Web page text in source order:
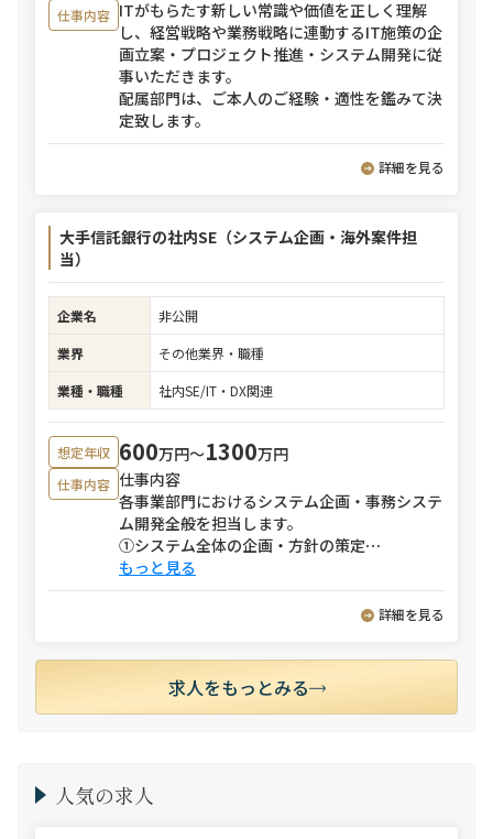
仕事内容 ITがもらたす新しい常識や価値を正しく理解
し、経営戦略や業務戦略に連動するIT施策の企
画立案・プロジェクト推進・システム開発に従
事いただきます。
配属部門は、ご本人のご経験・適性を鑑みて決
定致します。
詳細を見る
大手信託銀行の社内SE（システム企画・海外案件担
当）
企業名
非公開
業界
その他業界・職種
業種・職種
社内SE/IT・DX関連
想定年収 600万円〜1300万円
仕事内容 仕事内容
各事業部門におけるシステム企画・事務システ
ム開発全般を担当します。
①システム全体の企画・方針の策定⋯
もっと見る
詳細を見る
求人をもっとみる
人気の求人